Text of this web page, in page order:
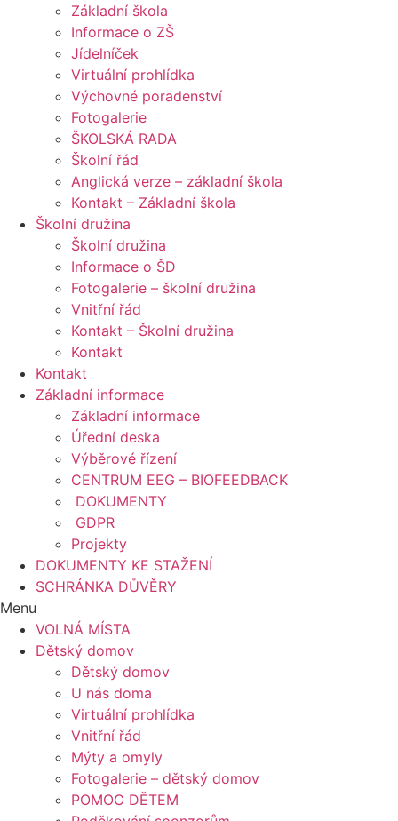
Základní škola
Informace o ZŠ
Jídelníček
Virtuální prohlídka
Výchovné poradenství
Fotogalerie
ŠKOLSKÁ RADA
Školní řád
Anglická verze – základní škola
Kontakt – Základní škola
Školní družina
Školní družina
Informace o ŠD
Fotogalerie – školní družina
Vnitřní řád
Kontakt – Školní družina
Kontakt
Kontakt
Základní informace
Základní informace
Úřední deska
Výběrové řízení
CENTRUM EEG – BIOFEEDBACK
DOKUMENTY
GDPR
Projekty
DOKUMENTY KE STAŽENÍ
SCHRÁNKA DŮVĚRY
Menu
VOLNÁ MÍSTA
Dětský domov
Dětský domov
U nás doma
Virtuální prohlídka
Vnitřní řád
Mýty a omyly
Fotogalerie – dětský domov
POMOC DĚTEM